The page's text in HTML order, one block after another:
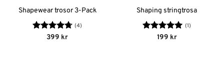
Shapewear trosor 3-Pack
Betygsatt
(4)
399 kr
Shaping stringtrosa
Betygsatt5
(1)
199 kr